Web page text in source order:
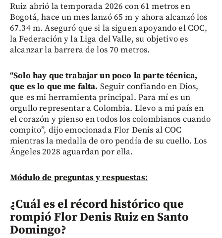
Ruiz abrió la temporada 2026 con 61 metros en
Bogotá, hace un mes lanzó 65 m y ahora alcanzó los
67.34 m. Aseguró que si la siguen apoyando el COC,
la Federación y la Liga del Valle, su objetivo es
alcanzar la barrera de los 70 metros.
“Solo hay que trabajar un poco la parte técnica,
que es lo que me falta. Seguir confiando en Dios,
que es mi herramienta principal. Para mí es un
orgullo representar a Colombia. Llevo a mi país en
el corazón y pienso en todos los colombianos cuando
compito”, dijo emocionada Flor Denis al COC
mientras la medalla de oro pendía de su cuello. Los
Ángeles 2028 aguardan por ella.
Módulo de preguntas y respuestas:
¿Cuál es el récord histórico que
rompió Flor Denis Ruiz en Santo
Domingo?